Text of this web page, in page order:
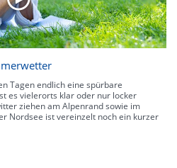
Tagen endlich eine spürbare
es vielerorts klar oder nur locker
ziehen am Alpenrand sowie im
Nordsee ist vereinzelt noch ein kurzer